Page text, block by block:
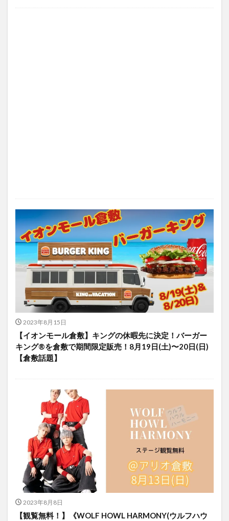
2023年8月15日
【イオンモール倉敷】キングの休暇先に決定！バーガー
キング®を倉敷で期間限定販売！8月19日(土)〜20日(日)
【倉敷話題】
2023年8月8日
【観覧無料！】《WOLF HOWL HARMONY(ウルフハウ